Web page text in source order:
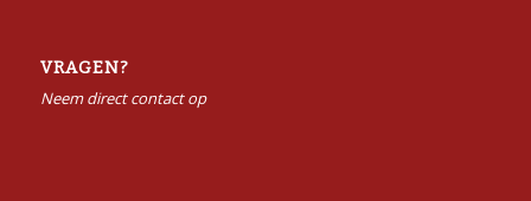
VRAGEN?
Neem direct contact op